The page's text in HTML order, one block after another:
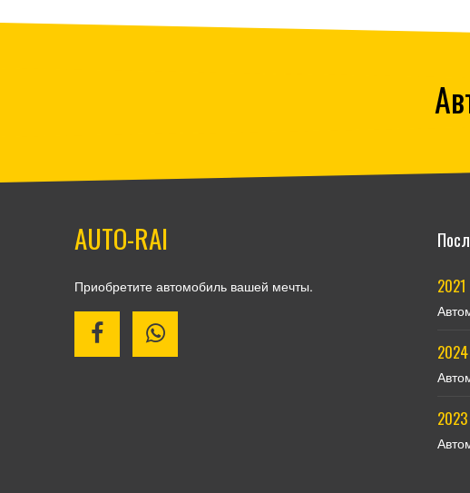
AUTO-RAI
Приобретите автомобиль вашей мечты. 2021
2024